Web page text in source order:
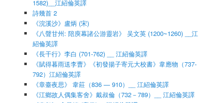
1582)__江紹倫英譯
詩幾首 2
《浣溪沙》盧炳 (宋)
《八聲甘州: 陪庾幕諸公游靈岩》 吴文英 (1200~1260) __江
紹倫英譯
《長干行》李白 (701-762) __ 江紹倫英譯
《賦得暮雨送李曹》《初發揚子寄元大校書》韋應物（737-
792）江紹倫英譯
《章臺夜思》 韋莊（836 — 910）__ 江紹倫英譯
《江鄉故人偶集客舍》戴叔倫（732－789）__ 江紹倫英譯